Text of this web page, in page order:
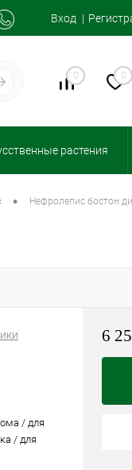
Вход
0 0
растения
• нефролепис бостон
/ для
/ для
6